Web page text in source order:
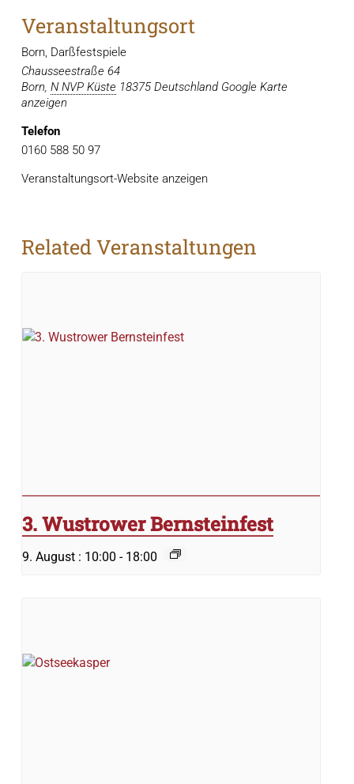
Veranstaltungsort
Born, Darßfestspiele
Chausseestraße 64
Born, N NVP Küste 18375 Deutschland Google Karte
anzeigen
Telefon
0160 588 50 97
Veranstaltungsort-Website anzeigen
Related Veranstaltungen
3. Wustrower Bernsteinfest
9. August : 10:00 - 18:00